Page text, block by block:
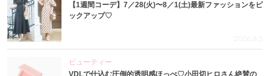
【1週間コーデ】7／28(火)〜8／1(土)最新ファッションをピ
ックアップ♡
2026.8.5
ビューティー
VDLで仕込む圧倒的透明感ほっぺ♡小田切ヒロさん絶賛の